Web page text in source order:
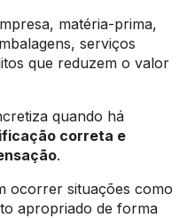
matéria-prima,
serviços
que reduzem o valor
quando há
correta e
.
ocorrer situações como
apropriado de forma